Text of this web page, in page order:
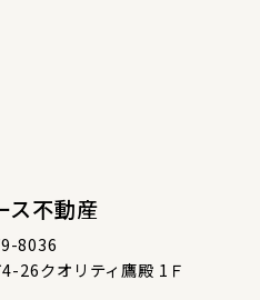
ス不動産
8036
26クオリティ鷹殿 1Ｆ